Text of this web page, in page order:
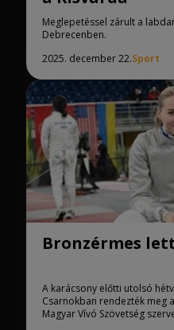
Meglepetéssel zárult a
Debrecenben.
2025. december 22.Sport
Bronzérmes
A karácsony előtti utolsó
Csarnokban rendezték meg
Magyar Vívó Szövetség